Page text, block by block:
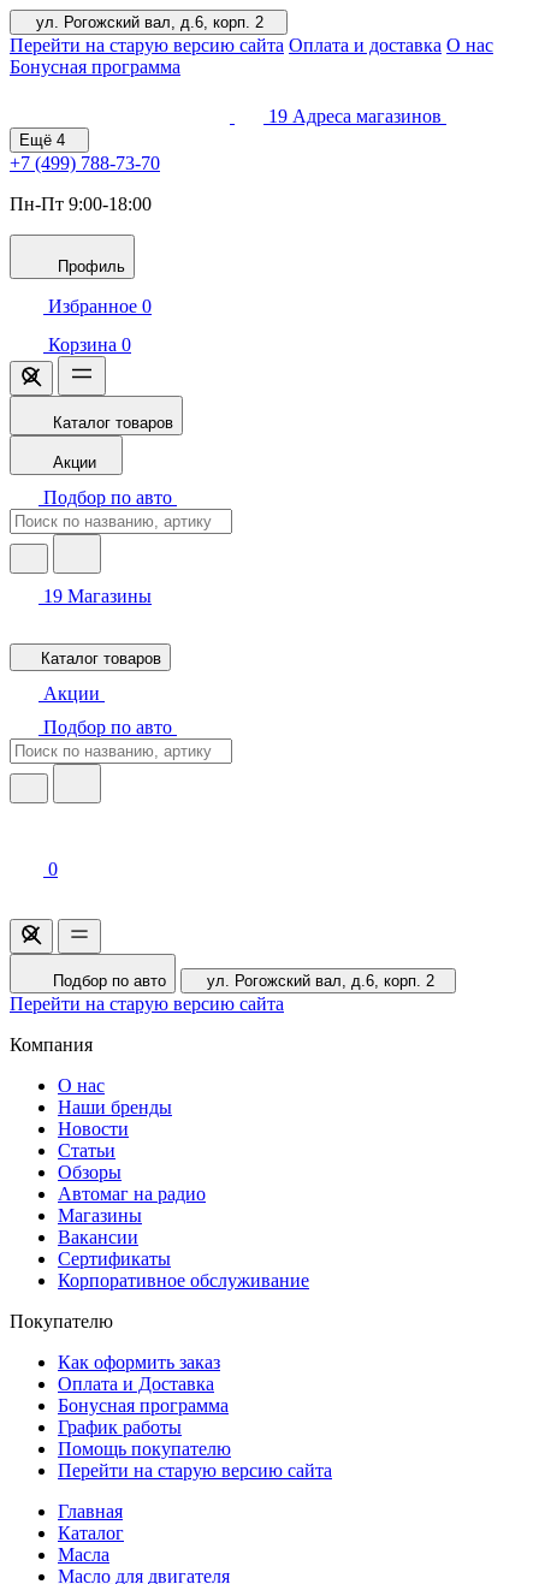
ул. Рогожский вал, д.6, корп. 2
Перейти на старую версию сайта Оплата и доставка О нас
Бонусная программа
19 Адреса магазинов
Ещё 4
+7 (499) 788-73-70
Пн-Пт 9:00-18:00
Профиль
Избранное 0
Корзина 0
Каталог товаров
Акции
Подбор по авто
19 Магазины
Каталог товаров
Акции
Подбор по авто
0
Подбор по авто ул. Рогожский вал, д.6, корп. 2
Перейти на старую версию сайта
Компания
О нас
Наши бренды
Новости
Статьи
Обзоры
Автомаг на радио
Магазины
Вакансии
Сертификаты
Корпоративное обслуживание
Покупателю
Как оформить заказ
Оплата и Доставка
Бонусная программа
График работы
Помощь покупателю
Перейти на старую версию сайта
Главная
Каталог
Масла
Масло для двигателя